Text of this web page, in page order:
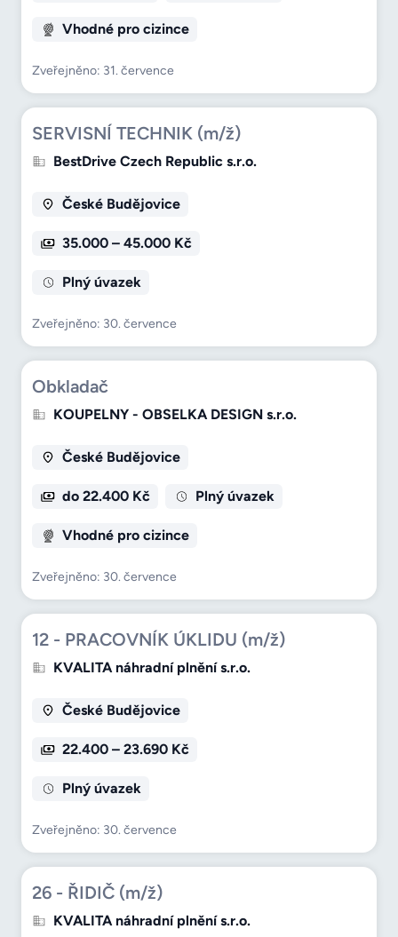
Vhodné pro cizince
Zveřejněno: 31. července
SERVISNÍ TECHNIK (m/ž)
BestDrive Czech Republic s.r.o.
České Budějovice
35.000 – 45.000 Kč
Plný úvazek
Zveřejněno: 30. července
Obkladač
KOUPELNY - OBSELKA DESIGN s.r.o.
České Budějovice
do 22.400 Kč Plný úvazek
Vhodné pro cizince
Zveřejněno: 30. července
12 - PRACOVNÍK ÚKLIDU (m/ž)
KVALITA náhradní plnění s.r.o.
České Budějovice
22.400 – 23.690 Kč
Plný úvazek
Zveřejněno: 30. července
26 - ŘIDIČ (m/ž)
KVALITA náhradní plnění s.r.o.